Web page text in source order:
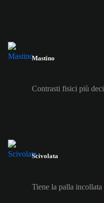
Mastino
Contrasti fisici più
Scivolata
Tiene la palla